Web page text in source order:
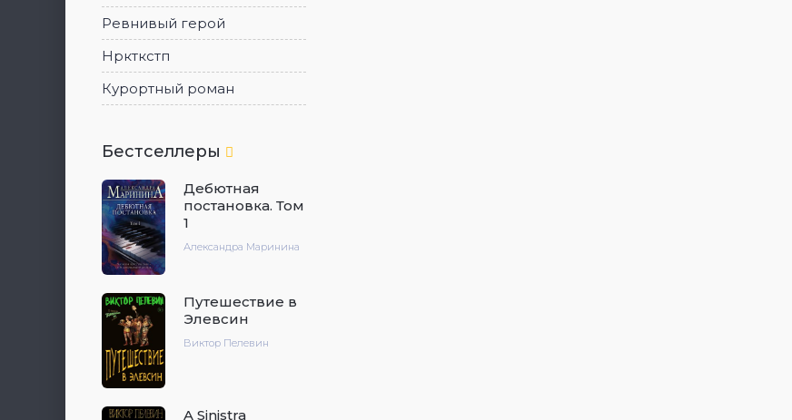
Ревнивый герой
Нркткстп
Курортный роман
Бестселлеры
Дебютная
постановка. Том
1
Александра Маринина
Путешествие в
Элевсин
Виктор Пелевин
A Sinistra